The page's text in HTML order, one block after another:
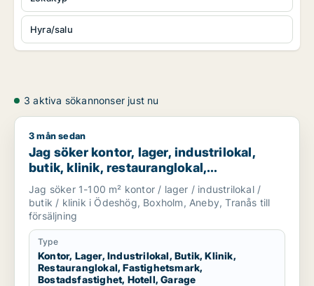
Hyra/salu
3 aktiva sökannonser just nu
Jag söker kontor, lager, industrilokal, butik, klinik,
3 mån sedan
Jag söker kontor, lager, industrilokal,
butik, klinik, restauranglokal,
fastighetsmark, bostadsfastighet, hotell
eller garage till salu i Ödeshög, Boxholm
eller Aneby m.fl.
Jag söker 1-100 m² kontor / lager / industrilokal /
butik / klinik i Ödeshög, Boxholm, Aneby, Tranås till
försäljning
Type
Kontor, Lager, Industrilokal, Butik, Klinik,
Restauranglokal, Fastighetsmark,
Bostadsfastighet, Hotell, Garage